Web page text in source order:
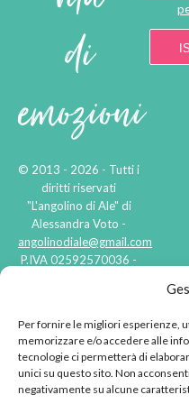
Per fornire le migliori esperienze,
memorizzare e/o accedere alle
tecnologie ci permetterà di
unici su questo sito. Non
negativamente su alcune
di
emozioni
© 2013 - 2026 - Tutti i
diritti riservati
"L'angolino di Ale" di
Alessandra Voto -
angolinodiale@gmail.com
P.IVA 02592570036 -